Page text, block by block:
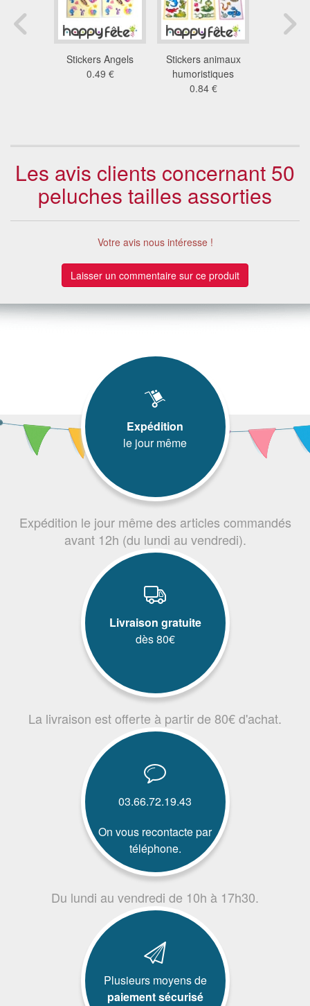
Stickers Angels
0.49 €
Stickers animaux
humoristiques
0.84 €
Les avis clients concernant 50
peluches tailles assorties
Votre avis nous intéresse !
Laisser un commentaire sur ce produit
Expédition
le jour même
Expédition le jour même des articles commandés
avant 12h (du lundi au vendredi).
Livraison gratuite
dès 80€
La livraison est offerte à partir de 80€ d'achat.
03.66.72.19.43
On vous recontacte par
téléphone.
Du lundi au vendredi de 10h à 17h30.
Plusieurs moyens de
paiement sécurisé